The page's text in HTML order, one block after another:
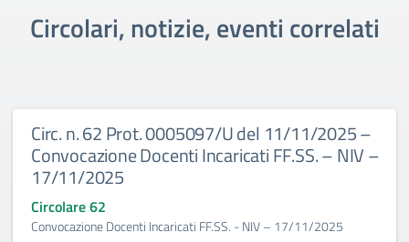
Circolari, notizie, eventi correlati
Circ. n. 62 Prot. 0005097/U del 11/11/2025 –
Convocazione Docenti Incaricati FF.SS. – NIV –
17/11/2025
Circolare 62
Convocazione Docenti Incaricati FF.SS. - NIV – 17/11/2025